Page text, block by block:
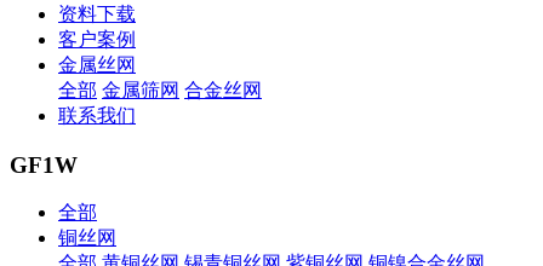
资料下载
客户案例
金属丝网
全部 金属筛网 合金丝网
联系我们
GF1W
全部
铜丝网